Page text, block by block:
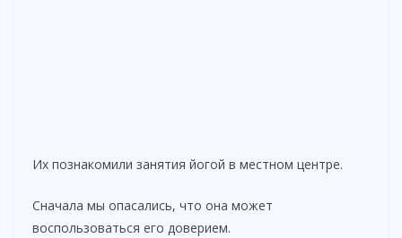
Их познакомили занятия йогой в местном центре.
Сначала мы опасались, что она может
воспользоваться его доверием.